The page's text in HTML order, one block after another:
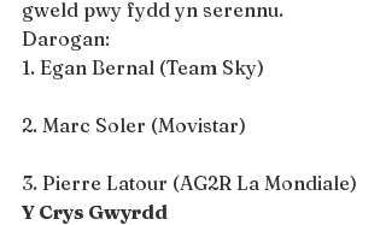
gweld pwy fydd yn serennu.
Darogan:
1. Egan Bernal (Team Sky)
2. Marc Soler (Movistar)
3. Pierre Latour (AG2R La Mondiale)
Y Crys Gwyrdd